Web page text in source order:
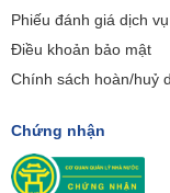
Phiếu đánh giá dịch vụ
Điều khoản bảo mật
Chính sách hoàn/huỷ
Chứng nhận